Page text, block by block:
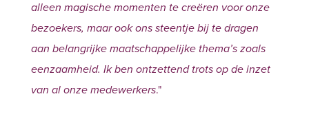
alleen magische momenten te creëren voor onze
bezoekers, maar ook ons steentje bij te dragen
aan belangrijke maatschappelijke thema’s zoals
eenzaamheid. Ik ben ontzettend trots op de inzet
van al onze medewerkers."